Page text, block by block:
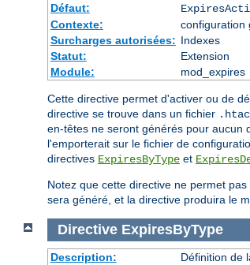
Défaut:
Contexte:
configuration
Surcharges autorisées: Indexes
Statut:
Extension
Module:
mod_expires
Cette directive permet d'activer ou de
directive se trouve dans un fichier
en-têtes ne seront générés pour aucun
l'emporterait sur le fichier de
directives ExpiresByType et
Notez que cette directive ne permet
sera généré, et la directive produira le
Directive ExpiresByType
Description: Définition de